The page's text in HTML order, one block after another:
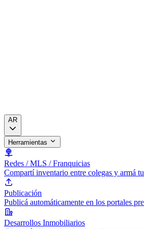
AR
Herramientas
Redes / MLS / Franquicias
Compartí inventario entre colegas y armá
Publicación
Publicá automáticamente en los portales
Desarrollos Inmobiliarios